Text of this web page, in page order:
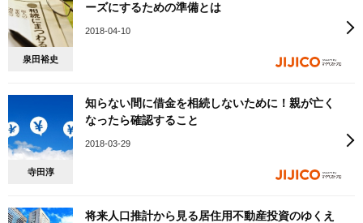
泉田裕史
ーズにするための準備とは
2018-04-10
寺田淳
知らない間に借金を相続しないために！親が亡く
なったら確認すること
2018-03-29
将来人口推計から見る居住用不動産投資のゆくえ